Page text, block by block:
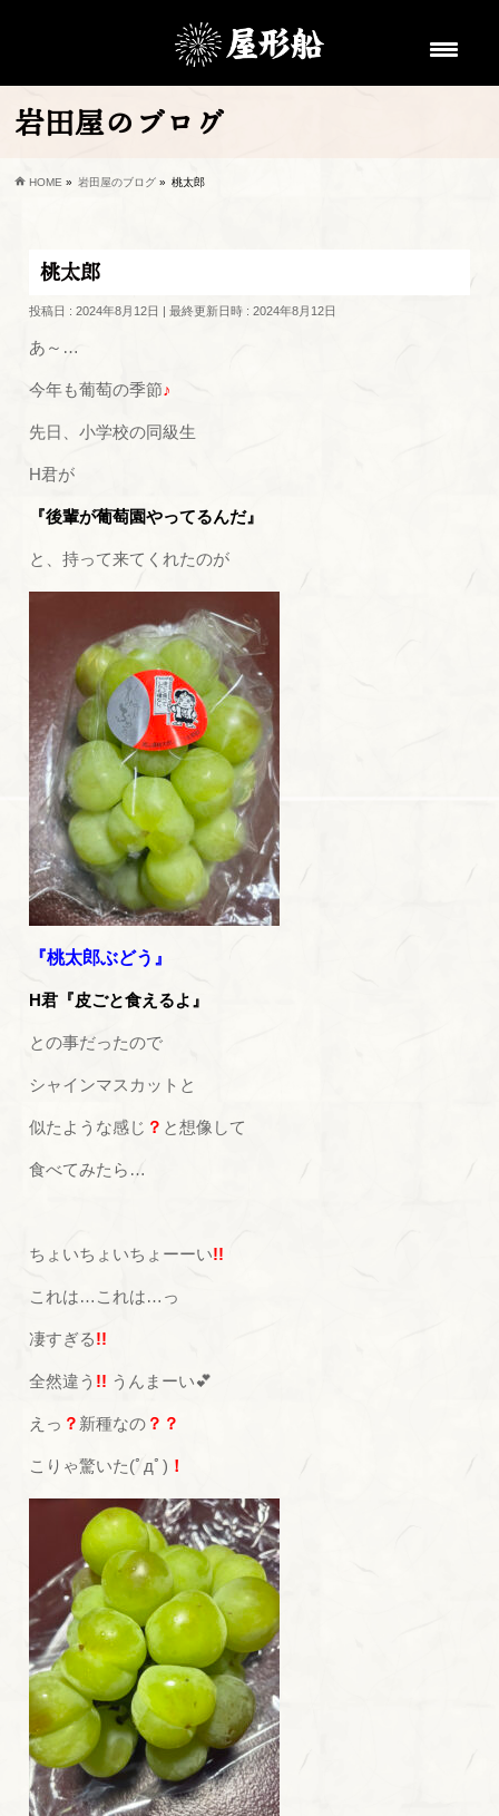
岩田屋のブログ
HOME » 岩田屋のブログ » 桃太郎
桃太郎
投稿日 : 2024年8月12日 最終更新日時 : 2024年8月12日
あ～…
今年も葡萄の季節♪
先日、小学校の同級生
H君が
『後輩が葡萄園やってるんだ』
と、持って来てくれたのが
『桃太郎ぶどう』
H君『皮ごと食えるよ』
との事だったので
シャインマスカットと
似たような感じ ？ と想像して
食べてみたら…
ちょいちょいちょーーい!!
これは…これは…っ
凄すぎる!!
全然違う !! うんまーい💕
えっ ？ 新種なの ？？
こりゃ驚いた(ﾟдﾟ) ！